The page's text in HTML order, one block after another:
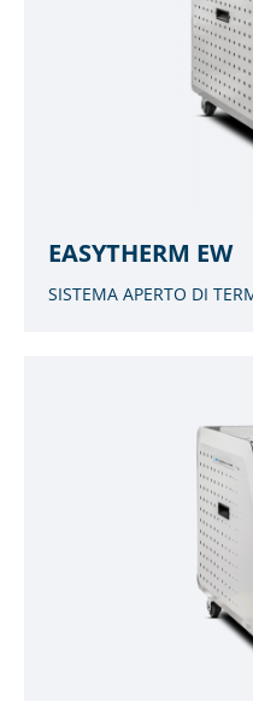
EASYTHERM EW
SISTEMA APERTO DI